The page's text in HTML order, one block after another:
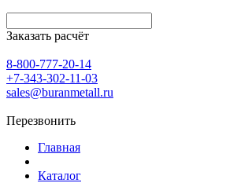
Заказать расчёт
8-800-777-20-14
+7-343-302-11-03
sales@buranmetall.ru
Перезвонить
Главная
Каталог